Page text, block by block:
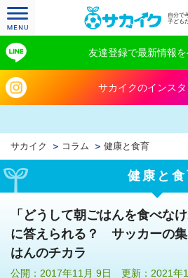
自分で
子ども
友達登録で最新情報を
サカイクのインス
サカイク コラム 健康と食育
健康と食
「どうして朝ごはんを食べな
に答えられる？ サッカーの
はんのチカラ
公開：2017年11月 9日 更新：2021年